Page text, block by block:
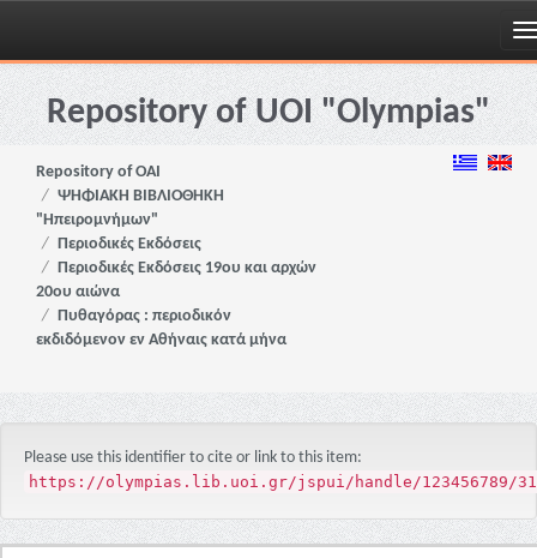
Skip
navigationRepository of UOI "Olympias"
Repository of OAI
ΨΗΦΙΑΚΗ ΒΙΒΛΙΟΘΗΚΗ
"Ηπειρομνήμων"
Περιοδικές Εκδόσεις
Περιοδικές Εκδόσεις 19ου και αρχών
20ου αιώνα
Πυθαγόρας : περιοδικόν
εκδιδόμενον εν Αθήναις κατά μήνα
Please use this identifier to cite or link to this item:
https://olympias.lib.uoi.gr/jspui/handle/123456789/